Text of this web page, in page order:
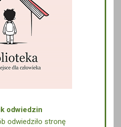
odwiedzin
odwiedziło stronę